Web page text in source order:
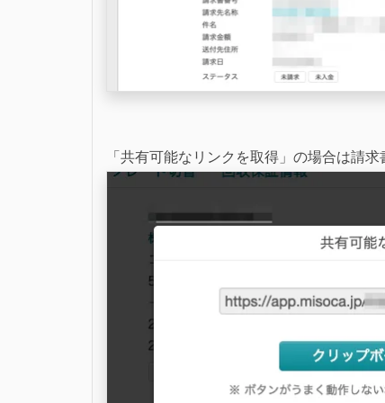
「共有可能なリンクを取得」の場合は請